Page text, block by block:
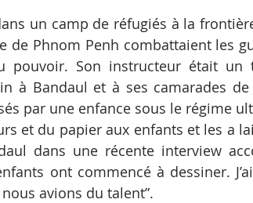
un camp de réfugiés à la
de Phnom Penh combattaient les
pouvoir. Son instructeur était un
à Bandaul et à ses camarades
par une enfance sous le régime
et du papier aux enfants et les a
dans une récente interview
ont commencé à dessiner.
avions du talent”.